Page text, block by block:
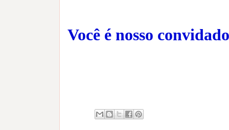
Você é nosso